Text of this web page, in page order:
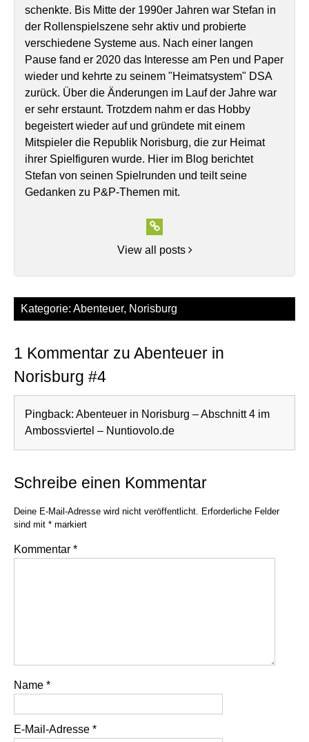
schenkte. Bis Mitte der 1990er Jahren war Stefan in
der Rollenspielszene sehr aktiv und probierte
verschiedene Systeme aus. Nach einer langen
Pause fand er 2020 das Interesse am Pen und Paper
wieder und kehrte zu seinem "Heimatsystem" DSA
zurück. Über die Änderungen im Lauf der Jahre war
er sehr erstaunt. Trotzdem nahm er das Hobby
begeistert wieder auf und gründete mit einem
Mitspieler die Republik Norisburg, die zur Heimat
ihrer Spielfiguren wurde. Hier im Blog berichtet
Stefan von seinen Spielrunden und teilt seine
Gedanken zu P&P-Themen mit.
View all posts
Kategorie: Abenteuer, Norisburg
1 Kommentar zu Abenteuer in
Norisburg #4
Pingback: Abenteuer in Norisburg – Abschnitt 4 im
Ambossviertel – Nuntiovolo.de
Schreibe einen Kommentar
Deine E-Mail-Adresse wird nicht veröffentlicht. Erforderliche Felder
sind mit * markiert
Kommentar *
Name *
E-Mail-Adresse *